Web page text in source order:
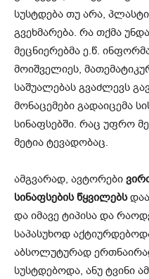
სუსტდება თუ არა,
გვეხმარება. რა თქმა
მეცნიერებმა ე.წ.
მოიშველიეს,
საშუალებას გვაძლევს
მონაცემები გადაიცემა
სინაფსებში. რაც უფრო
მეტია ტევადობაც.
ამგვარად, ავტორები
სინაფსების წყვილებს
და იმავე ტიპისა და
საპასუხოდ
აბსოლუტურად
სუსტდებოდა, ანუ ტვინი